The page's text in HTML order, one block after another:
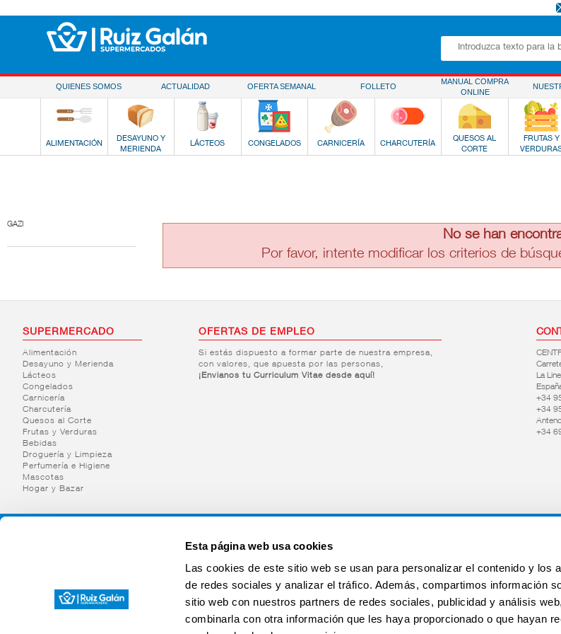
Esta página web usa cookies
Las cookies de este sitio web se usan para personalizar el contenido y los
de redes sociales y analizar el tráfico. Además, compartimos información
sitio web con nuestros partners de redes sociales, publicidad y análisis
combinarla con otra información que les haya proporcionado o que hayan
QUIENES SOMOS ACTUALIDAD OFERTA SEMANAL FOLLETO
MANUAL COMPRA
ONLINE
ALIMENTACIÓN
DESAYUNO Y
MERIENDA
LÁCTEOS CONGELADOS CARNICERÍA CHARCUTERÍA
QUESOS AL
CORTE
FRUTAS Y
GAZI
No se han
Por favor, intente modificar los criterios de
SUPERMERCADO
Alimentación
Desayuno y Merienda
Lácteos
Congelados
Carnicería
Charcutería
Quesos al Corte
Frutas y Verduras
Bebidas
Droguería y Limpieza
Perfumería e Higiene
Mascotas
Hogar y Bazar
OFERTAS DE EMPLEO
Si estás dispuesto a formar parte de nuestra empresa,
con valores, que apuesta por las personas,
¡Envianos tu Curriculum Vitae desde aquí!
La
+34
+34
+34